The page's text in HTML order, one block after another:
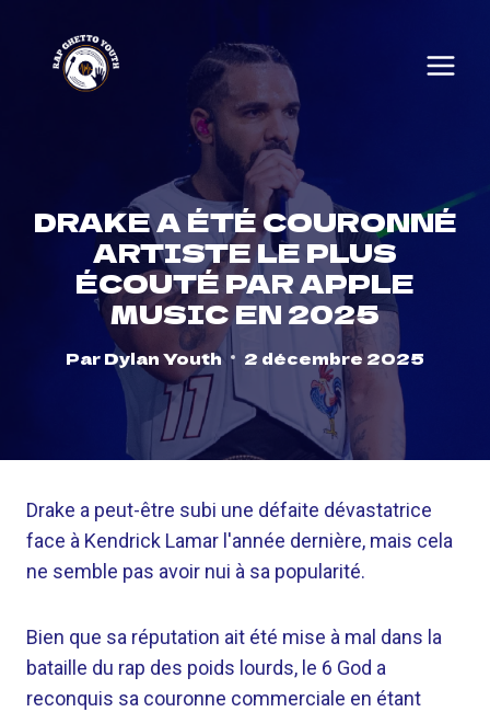
content
DRAKE A ÉTÉ COURONNÉ
ARTISTE LE PLUS
ÉCOUTÉ PAR APPLE
MUSIC EN 2025
ParDylan Youth 2 décembre 2025
Drake a peut-être subi une défaite dévastatrice
face à Kendrick Lamar l'année dernière, mais cela
ne semble pas avoir nui à sa popularité.
Bien que sa réputation ait été mise à mal dans la
bataille du rap des poids lourds, le 6 God a
reconquis sa couronne commerciale en étant